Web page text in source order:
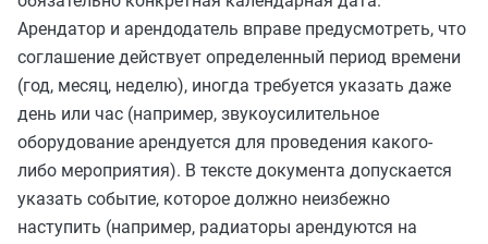
Арендатор и арендодатель вправе предусмотреть, что
соглашение действует определенный период времени
(год, месяц, неделю), иногда требуется указать даже
день или час (например, звукоусилительное
оборудование арендуется для проведения какого-
либо мероприятия). В тексте документа допускается
указать событие, которое должно неизбежно
наступить (например, радиаторы арендуются на